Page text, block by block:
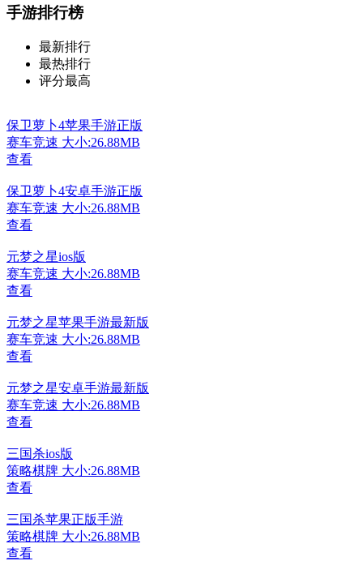
手游排行榜
最新排行
最热排行
评分最高
保卫萝卜4苹果手游正版
赛车竞速 大小:26.88MB
查看
保卫萝卜4安卓手游正版
赛车竞速 大小:26.88MB
查看
元梦之星ios版
赛车竞速 大小:26.88MB
查看
元梦之星苹果手游最新版
赛车竞速 大小:26.88MB
查看
元梦之星安卓手游最新版
赛车竞速 大小:26.88MB
查看
三国杀ios版
策略棋牌 大小:26.88MB
查看
三国杀苹果正版手游
策略棋牌 大小:26.88MB
查看